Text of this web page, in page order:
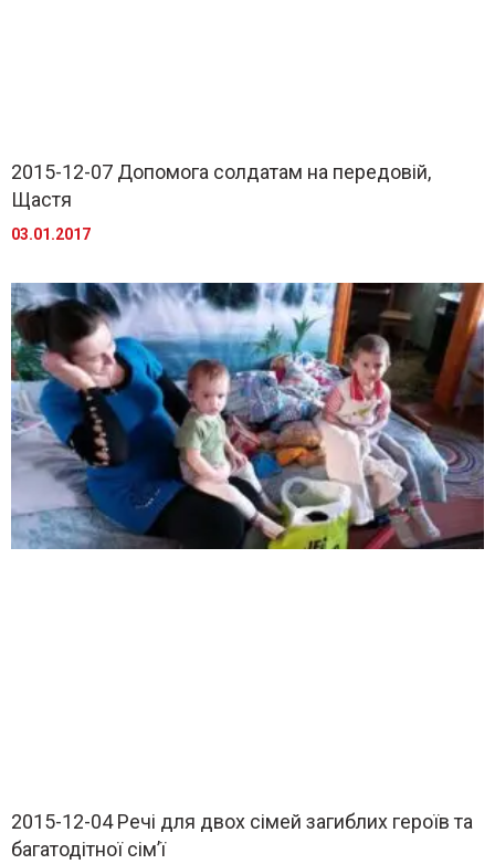
2015-12-07 Допомога солдатам на передовій,
Щастя
03.01.2017
2015-12-04 Речі для двох сімей загиблих героїв та
багатодітної сім’ї